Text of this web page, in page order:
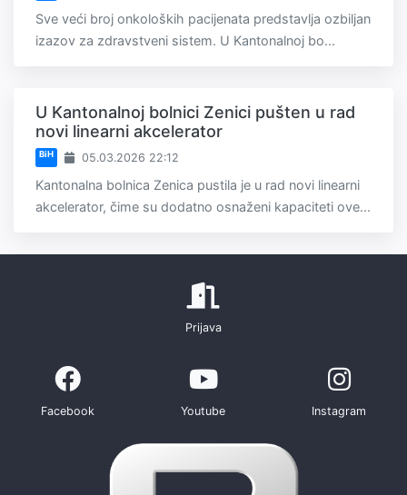
Sve veći broj onkoloških pacijenata predstavlja ozbiljan
izazov za zdravstveni sistem. U Kantonalnoj bo...
U Kantonalnoj bolnici Zenici pušten u rad
novi linearni akcelerator
BiH 05.03.2026 22:12
Kantonalna bolnica Zenica pustila je u rad novi linearni
akcelerator, čime su dodatno osnaženi kapaciteti ove...
Prijava
Facebook Youtube Instagram